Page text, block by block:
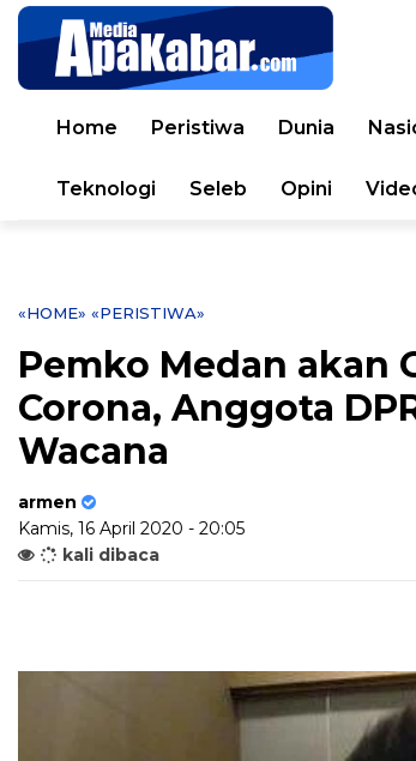
Home Peristiwa Dunia
Teknologi Seleb Opini
«HOME» «PERISTIWA»
Pemko Medan akan
Corona, Anggota
Wacana
armen
Kamis, 16 April 2020 - 20:05
kali dibaca